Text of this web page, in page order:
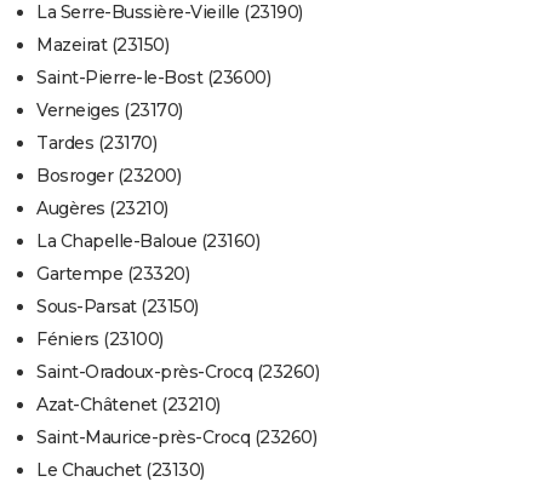
La Serre-Bussière-Vieille (23190)
Mazeirat (23150)
Saint-Pierre-le-Bost (23600)
Verneiges (23170)
Tardes (23170)
Bosroger (23200)
Augères (23210)
La Chapelle-Baloue (23160)
Gartempe (23320)
Sous-Parsat (23150)
Féniers (23100)
Saint-Oradoux-près-Crocq (23260)
Azat-Châtenet (23210)
Saint-Maurice-près-Crocq (23260)
Le Chauchet (23130)